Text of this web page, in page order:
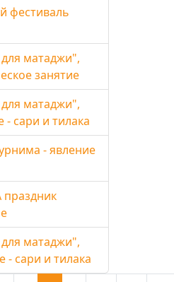
фестиваль
для матаджи",
занятие
для матаджи",
- сари и тилака
- явление
праздник
для матаджи",
- сари и тилака